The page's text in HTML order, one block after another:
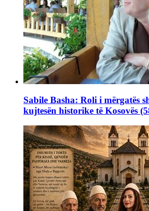
Sabile Basha: Roli i mërgatës
kujtesën historike të Kosovës